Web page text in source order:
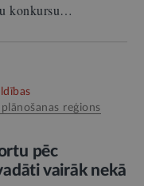
konkursu…
plānošanas reģions
pēc
vairāk nekā